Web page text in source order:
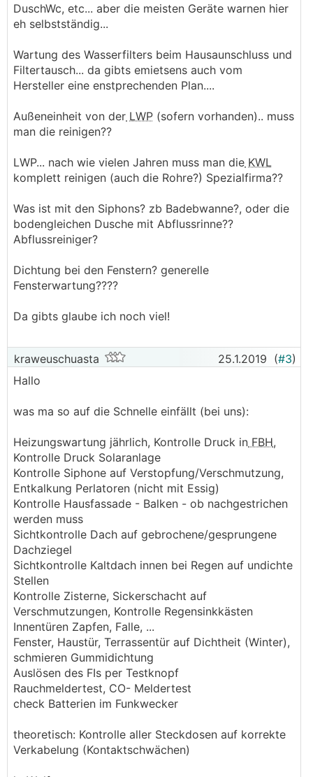
DuschWc, etc... aber die meisten Geräte warnen hier
eh selbstständig...
Wartung des Wasserfilters beim Hausaunschluss und
Filtertausch... da gibts emietsens auch vom
Hersteller eine enstprechenden Plan....
Außeneinheit von der LWP (sofern vorhanden).. muss
man die reinigen??
LWP... nach wie vielen Jahren muss man die KWL
komplett reinigen (auch die Rohre?) Spezialfirma??
Was ist mit den Siphons? zb Badebwanne?, oder die
bodengleichen Dusche mit Abflussrinne??
Abflussreiniger?
Dichtung bei den Fenstern? generelle
Fensterwartung????
Da gibts glaube ich noch viel!
kraweuschuasta 25.1.2019 (#3)
Hallo
was ma so auf die Schnelle einfällt (bei uns):
Heizungswartung jährlich, Kontrolle Druck in FBH,
Kontrolle Druck Solaranlage
Kontrolle Siphone auf Verstopfung/Verschmutzung,
Entkalkung Perlatoren (nicht mit Essig)
Kontrolle Hausfassade - Balken - ob nachgestrichen
werden muss
Sichtkontrolle Dach auf gebrochene/gesprungene
Dachziegel
Sichtkontrolle Kaltdach innen bei Regen auf undichte
Stellen
Kontrolle Zisterne, Sickerschacht auf
Verschmutzungen, Kontrolle Regensinkkästen
Innentüren Zapfen, Falle, ...
Fenster, Haustür, Terrassentür auf Dichtheit (Winter),
schmieren Gummidichtung
Auslösen des FIs per Testknopf
Rauchmeldertest, CO- Meldertest
check Batterien im Funkwecker
theoretisch: Kontrolle aller Steckdosen auf korrekte
Verkabelung (Kontaktschwächen)